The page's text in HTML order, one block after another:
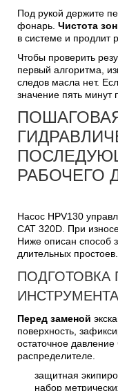
Под рукой держите
фонарь. Чистота
в системе и продлит
Чтобы проверить
первый алгоритма,
следов масла нет.
значение пять минут
РАБОЧЕГО
Насос HPV130
CAT 320D. При
Ниже описан способ
длительных простоев.
ПОДГОТОВКА
ИНСТРУМЕНТА
Перед заменой
поверхность,
остаточное
распределителе.
защитная
набор